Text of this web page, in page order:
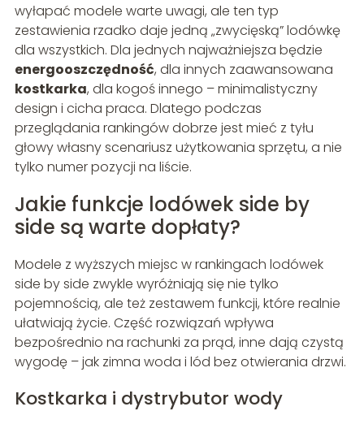
wyłapać modele warte uwagi, ale ten typ
zestawienia rzadko daje jedną „zwycięską” lodówkę
dla wszystkich. Dla jednych najważniejsza będzie
energooszczędność, dla innych zaawansowana
kostkarka, dla kogoś innego – minimalistyczny
design i cicha praca. Dlatego podczas
przeglądania rankingów dobrze jest mieć z tyłu
głowy własny scenariusz użytkowania sprzętu, a nie
tylko numer pozycji na liście.
Jakie funkcje lodówek side by
side są warte dopłaty?
Modele z wyższych miejsc w rankingach lodówek
side by side zwykle wyróżniają się nie tylko
pojemnością, ale też zestawem funkcji, które realnie
ułatwiają życie. Część rozwiązań wpływa
bezpośrednio na rachunki za prąd, inne dają czystą
wygodę – jak zimna woda i lód bez otwierania drzwi.
Kostkarka i dystrybutor wody